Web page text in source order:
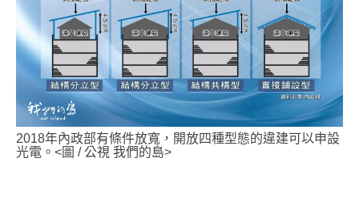
2018年內政部有條件放寬，開放四種型態的違建可以申設
光電。<圖 / 公視 我們的島>